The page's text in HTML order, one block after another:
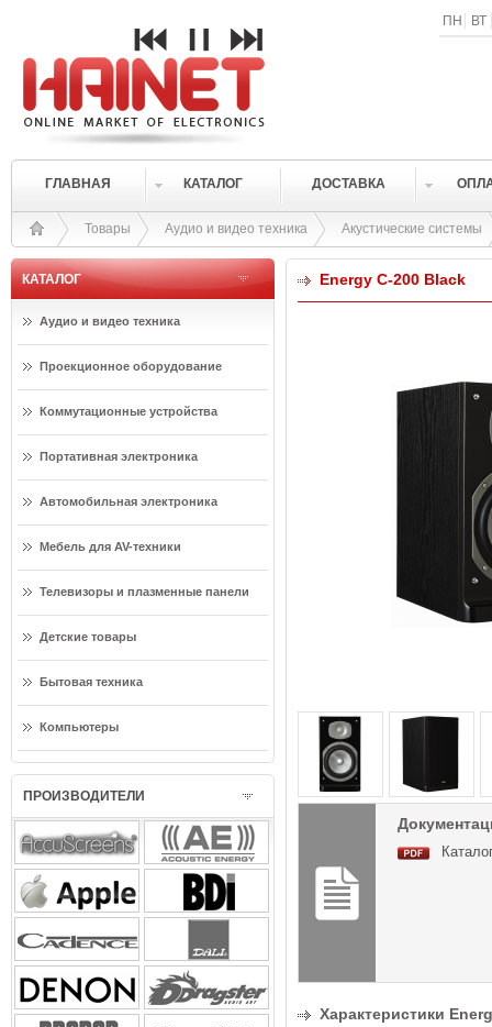
ПН ВТ
ГЛАВНАЯ КАТАЛОГ ДОСТАВКА
Товары Аудио и видео техника Акустические системы
КАТАЛОГ
Аудио и видео техника
Проекционное оборудование
Коммутационные устройства
Портативная электроника
Автомобильная электроника
Мебель для AV-техники
Телевизоры и плазменные панели
Детские товары
Бытовая техника
Компьютеры
ПРОИЗВОДИТЕЛИ
Energy C-200 Black
Характеристики